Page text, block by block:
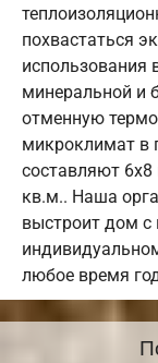
похвастаться
минеральной и
отменную
микроклимат в
составляют
кв.м.. Наша
выстроит дом с
любое время